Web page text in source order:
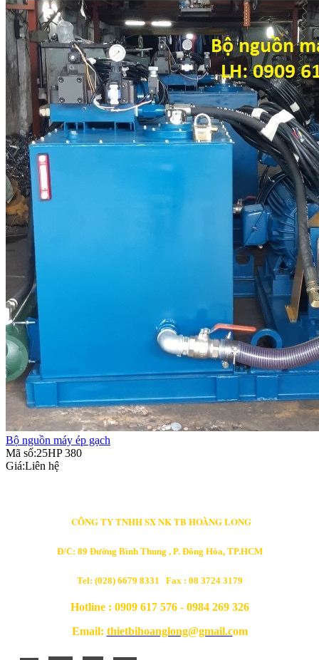
Bộ nguồn máy ép gạch
Mã số:25HP 380
Giá:Liên hệ
CÔNG TY TNHH SX NK TB HOÀNG LONG
Đ/C: 89 Đường Bình Thung , P. Đông Hòa, TP.HCM
Tel: (028) 6679 8331 Fax : 08 3724 3179
Hotline : 0909 617 576 - 0984 269 326
Email: thietbihoanglong@gmail.com